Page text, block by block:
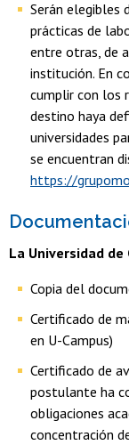
Serán elegibles
prácticas de
entre otras, de
institución. En
cumplir con los
destino haya
universidades
se encuentran
https://
La Universidad
Copia del
Certificado de
en U-Campus)
Certificado de
postulante ha
obligaciones
concentración